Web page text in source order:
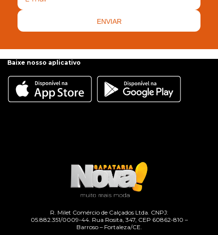
ENVIAR
Baixe nosso aplicativo
R. Milet Comércio de Calçados Ltda. CNPJ:
05.882.351/0009-44. Rua Rosita, 347, CEP 60862-810 –
Barroso – Fortaleza/CE.